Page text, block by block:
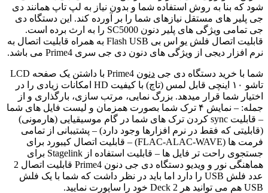
شود که بنا به روش استفاده شما و بدون نیاز به لپ تاپ همانند دی
جی پلیر های مستقل نیازهای شما را بر آورده کند. این دستگاه دی
جی تمامی ویژگی های پلیر دنون SC5000 را به ارث برده است.
قابلیت اتصال فلش یو اس بی Flash USB به همراه قابلیت اتصال به
نرم افزار دیجی از ویژگی های دنون دی جی سری Prime4 می باشد.
شما با خرید دستگاه دی جی دنون
Prime4 با داشتن یک صفحه LCD
تاشو ۱۰ اینچی قابل لمس (تاچ) با کیفیت HD امکانات زیادی را در
اختیار شما قرار میدهد. بزرگ نمایی، مرتب سازی، بارگذاری و از
جمله: – نمایش ۴ ترک شما بصورت همزمان و لیست فایل های شما
– قابلیت sync کردن ترک های شما در گام موسیقیایی (هارمونی)
(قابلیتی که فقط در نرم افزارها وجود دارد) – پشتیبانی از تمامی
فرمت ها (FLAC-ALAC-WAVE) – قابلیت اتصال کیبورد برای
جستجوی راحت تر فایل ها – قابلیت استفاده از Stagelink برای
هماهنگی نور و ویدیو دستگاه دی جی دنون Prime4 قابلیت اتصال 2
عدد فلش USB را دارد اما باید در نظر داشت که شما با یک فلش
USB هم می توانید هر 2 Deck خود را ساپورت نمایید.